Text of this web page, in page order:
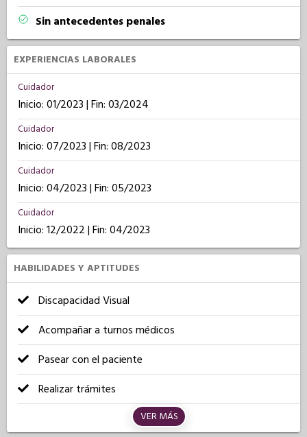
Sin antecedentes penales
EXPERIENCIAS LABORALES
Cuidador
Inicio: 01/2023 | Fin: 03/2024
Cuidador
Inicio: 07/2023 | Fin: 08/2023
Cuidador
Inicio: 04/2023 | Fin: 05/2023
Cuidador
Inicio: 12/2022 | Fin: 04/2023
HABILIDADES Y APTITUDES
Discapacidad Visual
Acompañar a turnos médicos
Pasear con el paciente
Realizar trámites
VER MÁS